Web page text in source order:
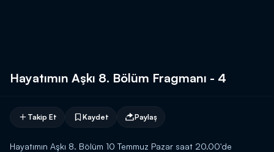
Hayatımın Aşkı 8. Bölüm Fragmanı - 4
Takip Et Kaydet Paylaş
Hayatımın Aşkı 8. Bölüm 10 Temmuz Pazar saat 20.00'de